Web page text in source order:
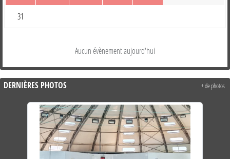
31
Aucun évènement aujourd'hui
DERNIÈRES PHOTOS + de photos